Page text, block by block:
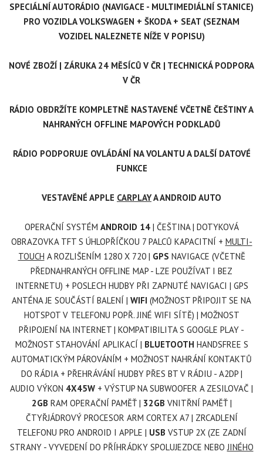
SPECIÁLNÍ AUTORÁDIO (NAVIGACE - MULTIMEDIÁLNÍ STANICE)
PRO VOZIDLA VOLKSWAGEN + ŠKODA + SEAT (SEZNAM
VOZIDEL NALEZNETE NÍŽE V POPISU)
NOVÉ ZBOŽÍ | ZÁRUKA 24 MĚSÍCŮ V ČR | TECHNICKÁ PODPORA
V ČR
RÁDIO OBDRŽÍTE KOMPLETNĚ NASTAVENÉ VČETNĚ ČEŠTINY A
NAHRANÝCH OFFLINE MAPOVÝCH PODKLADŮ
RÁDIO PODPORUJE OVLÁDÁNÍ NA VOLANTU A DALŠÍ DATOVÉ
FUNKCE
VESTAVĚNÉ APPLE CARPLAYA ANDROID AUTO
OPERAČNÍ SYSTÉM ANDROID 14| ČEŠTINA | DOTYKOVÁ
OBRAZOVKA TFT S ÚHLOPŘÍČKOU 7 PALCŮ KAPACITNÍ + MULTI-
TOUCH A ROZLIŠENÍM 1280 X 720 | GPS NAVIGACE (VČETNĚ
PŘEDNAHRANÝCH OFFLINE MAP - LZE POUŽÍVAT I BEZ
INTERNETU) + POSLECH HUDBY PŘI ZAPNUTÉ NAVIGACI | GPS
ANTÉNA JE SOUČÁSTÍ BALENÍ | WIFI (MOŽNOST PŘIPOJIT SE NA
HOTSPOT V TELEFONU POPŘ. JINÉ WIFI SÍTĚ) | MOŽNOST
PŘIPOJENÍ NA INTERNET | KOMPATIBILITA S GOOGLE PLAY -
MOŽNOST STAHOVÁNÍ APLIKACÍ | BLUETOOTH HANDSFREE S
AUTOMATICKÝM PÁROVÁNÍM + MOŽNOST NAHRÁNÍ KONTAKTŮ
DO RÁDIA + PŘEHRÁVÁNÍ HUDBY PŘES BT V RÁDIU - A2DP |
AUDIO VÝKON 4X45W + VÝSTUP NA SUBWOOFER A ZESILOVAČ |
2GB RAM OPERAČNÍ PAMĚŤ | 32GB VNITŘNÍ PAMĚŤ |
ČTYŘJÁDROVÝ PROCESOR ARM CORTEX A7 | ZRCADLENÍ
TELEFONU PRO ANDROID I APPLE | USB VSTUP 2X (ZE ZADNÍ
STRANY - VYVEDENÍ DO PŘÍHRÁDKY SPOLUJEZDCE NEBOJINÉHO